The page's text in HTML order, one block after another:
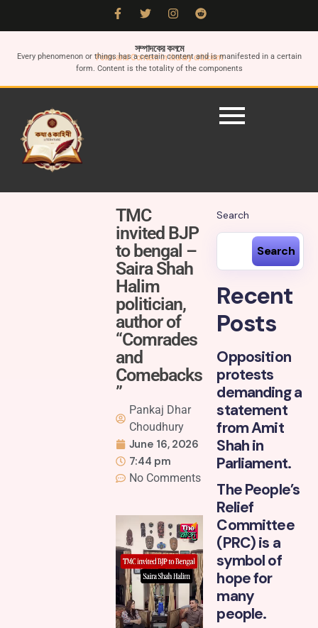
সম্পাদকের কলমে
Form and Content in literary criticism
Every phenomenon or things has a certain content and is manifested in a certain
form. Content is the totality of the components
TMC
invited BJP
to bengal –
Saira Shah
Halim
politician,
author of
“Comrades
and
Comebacks
”
Pankaj Dhar
Choudhury
June 16, 2026
7:44 pm
No Comments
Search
Search
Recent
Posts
Opposition
protests
demanding a
statement
from Amit
Shah in
Parliament.
The People’s
Relief
Committee
(PRC) is a
symbol of
hope for
many
people.